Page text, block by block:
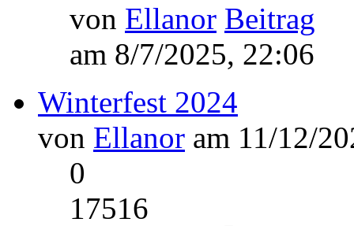
von Ellanor
am 8/7/2025, 22:06
Winterfest 2024
von Ellanor am 11/12/
0
17516